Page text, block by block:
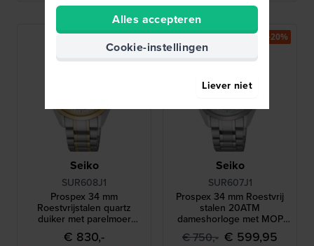
Seiko
SUR608J1
Prospex 34 mm
Roestvrijstalen quartz
duiker met parelmoer
wijzerplaat
€ 830,-
Seiko
SUR607J1
Prospex 34 mm Roestvrij
stalen 20ATM
dameshorloge met MOP
wijzerplaat
€ 750,- € 599,95
-20%
Alles accepteren
Cookie-instellingen
Liever niet